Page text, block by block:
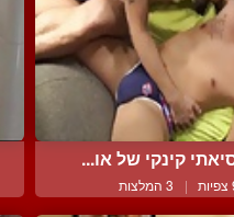
קינקי של או...
| 3 המלצות